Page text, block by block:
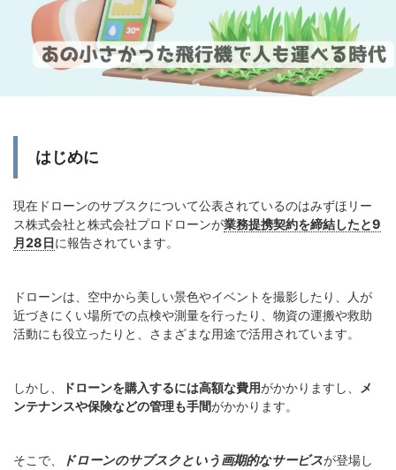
はじめに
現在ドローンのサブスクについて公表されているのはみずほリー
ス株式会社と株式会社プロドローンが業務提携契約を締結したと9
月28日に報告されています。
ドローンは、空中から美しい景色やイベントを撮影したり、人が
近づきにくい場所での点検や測量を行ったり、物資の運搬や救助
活動にも役立ったりと、さまざまな用途で活用されています。
しかし、 ドローンを購入するには高額な費用がかかりますし、
メ
ンテナンスや保険などの管理も手間がかかります。
そこで、 ドローンのサブスクという画期的なサービスが登場し